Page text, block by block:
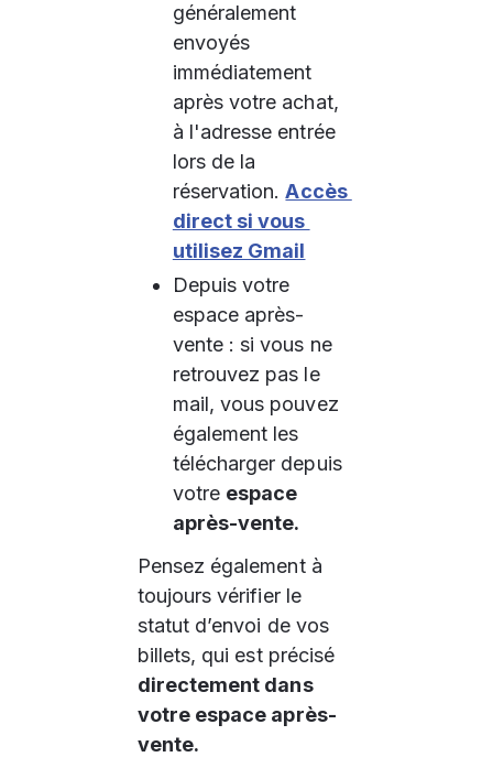
généralement
envoyés
immédiatement
après votre achat,
à l'adresse entrée
lors de la
réservation. Accès
direct si vous
utilisez Gmail
Depuis votre
espace après-
vente : si vous ne
retrouvez pas le
mail, vous pouvez
également les
télécharger depuis
votre espace
après-vente.
Pensez également à
toujours vérifier le
statut d’envoi de vos
billets, qui est précisé
directement dans
votre espace après-
vente.